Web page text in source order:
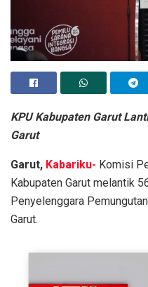
KPU Kabupaten Garut
Garut
Garut, Kabariku- Komisi
Kabupaten Garut melantik
Penyelenggara
Garut.